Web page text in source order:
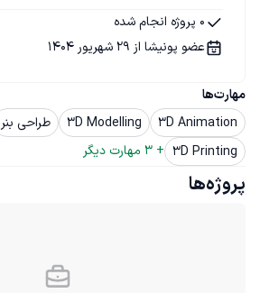
مهارت‌ها
3D Animation
3D Modelling طراحی بنر
3D Printing
+
3 مهارت دیگر
0 پروژه انجام شده
عضو پونیشا از 29 شهریور 1404
پروژه‌ها